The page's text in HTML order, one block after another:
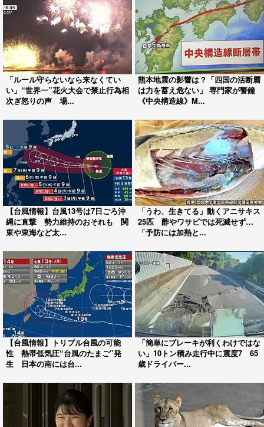
「ルール守らないなら来なくてい
い」“世界一”花火大会で禁止行為相
次ぎ怒りの声 場...
熊本地震の影響は？「四国の活断層
は力を蓄え危ない」 専門家が警鐘
《中央構造線》M...
【台風情報】台風13号は7日ごろ沖
縄に直撃 勢力維持のおそれも 関
東や東海など太...
「うわ、生きてる」動くアニサキス
25匹 酢やワサビでは死滅せず…
「予防には加熱と...
【台風情報】トリプル台風の可能
性 熱帯低気圧“台風のたまご”発
生 日本の南には台...
「簡単にブレーキが利くわけではな
い」10トン積み走行中に震度7 65
歳ドライバー...